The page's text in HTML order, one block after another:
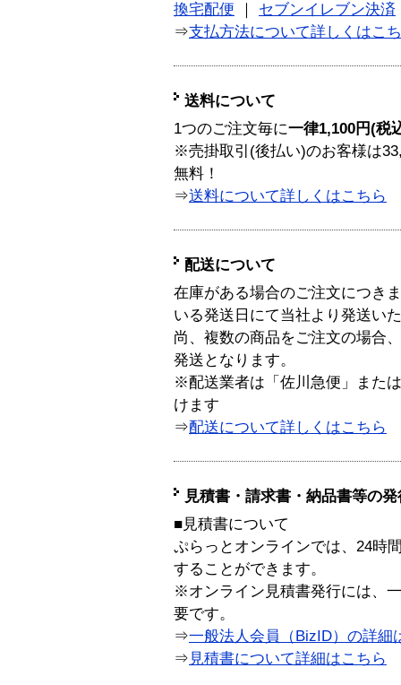
換宅配便
セブンイレブン決済
⇒支払方法について詳しくはこ
送料について
1つのご注文毎に一律1,100円(税
※売掛取引(後払い)のお客様は
無料！
⇒送料について詳しくはこちら
配送について
在庫がある場合のご注文につき
いる発送日にて当社より発送い
尚、複数の商品をご注文の場合
発送となります。
※配送業者は「佐川急便」また
けます
⇒配送について詳しくはこちら
見積書・請求書・納品書等の
■見積書について
ぷらっとオンラインでは、24時
することができます。
※オンライン見積書発行には、
要です。
⇒一般法人会員（BizID）の詳細
⇒ 見積書について詳細はこちら